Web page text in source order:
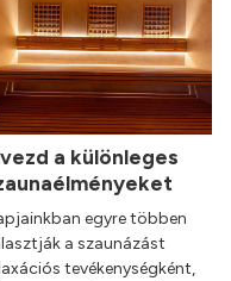
a különleges
egyre többen
a szaunázást
tevékenységként,